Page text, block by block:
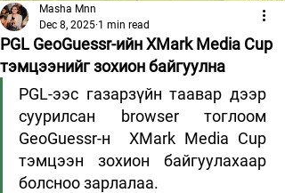
PGL GeoGuessr-ийн XMark Media Cup
тэмцээнийг зохион байгуулна
Masha Mnn
Dec 8, 2025 1 min read
PGL-ээс газарзүйн таавар дээр
суурилсан browser тоглоом
GeoGuessr-н  XMark Media Cup
тэмцээн зохион байгуулахаар
болсноо зарлалаа.